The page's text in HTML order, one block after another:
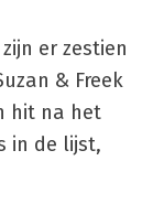
er zestien
& Freek
hit na het
in de lijst,